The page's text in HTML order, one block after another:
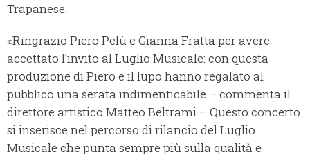
Trapanese.
«Ringrazio Piero Pelù e Gianna Fratta per avere
accettato l’invito al Luglio Musicale: con questa
produzione di Piero e il lupo hanno regalato al
pubblico una serata indimenticabile – commenta il
direttore artistico Matteo Beltrami – Questo concerto
si inserisce nel percorso di rilancio del Luglio
Musicale che punta sempre più sulla qualità e